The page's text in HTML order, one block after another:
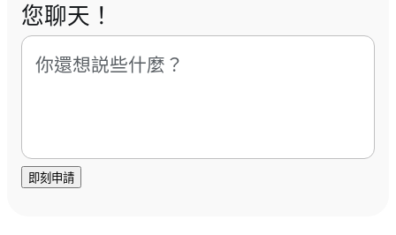
您聊天！
即刻申請